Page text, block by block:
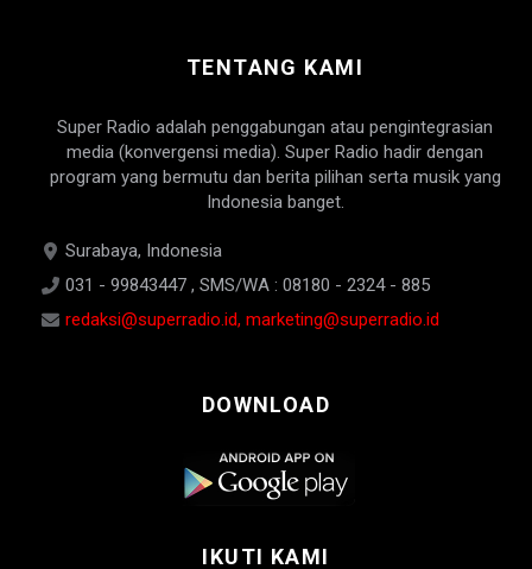
TENTANG KAMI
Super Radio adalah penggabungan atau pengintegrasian
media (konvergensi media). Super Radio hadir dengan
program yang bermutu dan berita pilihan serta musik yang
Indonesia banget.
Surabaya, Indonesia
031 - 99843447 , SMS/WA : 08180 - 2324 - 885
redaksi@superradio.id, marketing@superradio.id
DOWNLOAD
IKUTI KAMI